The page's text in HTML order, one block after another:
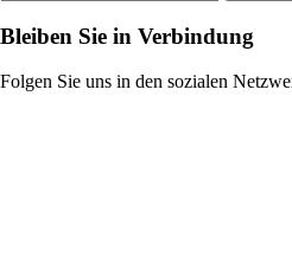
Bleiben Sie in Verbindung
Folgen Sie uns in den sozialen